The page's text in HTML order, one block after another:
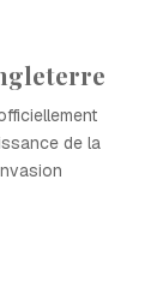
de la